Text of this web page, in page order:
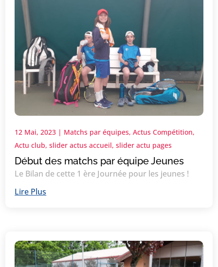
Début des matchs par équipe Jeunes
12 Mai, 2023 | Matchs par équipes,Actus Compétition,
Actu club,slider actus accueil,slider actu pages
Le Bilan de cette 1 ère Journée pour les jeunes !
Lire Plus